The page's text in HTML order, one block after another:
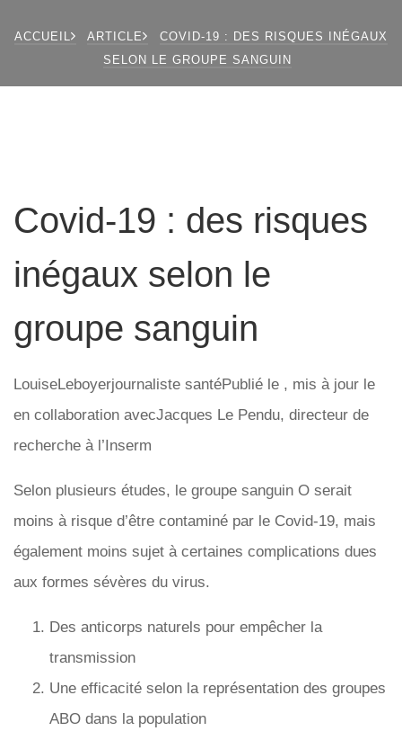
ACCUEIL ARTICLE
COVID-19 : DES RISQUES INÉGAUX
SELON LE GROUPE SANGUIN
Covid-19 : des risques
inégaux selon le
groupe sanguin
LouiseLeboyerjournaliste santéPublié le , mis à jour le
en collaboration avecJacques Le Pendu, directeur de
recherche à l’Inserm
Selon plusieurs études, le groupe sanguin O serait
moins à risque d’être contaminé par le Covid-19, mais
également moins sujet à certaines complications dues
aux formes sévères du virus.
Des anticorps naturels pour empêcher la
transmission
Une efficacité selon la représentation des groupes
ABO dans la population